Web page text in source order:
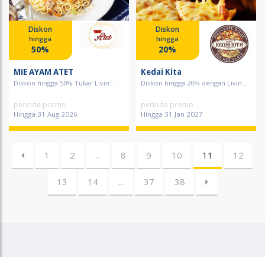
Diskon
hingga
50%
MIE AYAM ATET
Diskon hingga 50% Tukar Livin'...
periode promo
Hingga 31 Aug 2026
Diskon
hingga
20%
Kedai Kita
Diskon hingga 20% dengan Livin...
periode promo
Hingga 31 Jan 2027
1 2 ... 8 9 10 11 12
13 14 ... 37 38